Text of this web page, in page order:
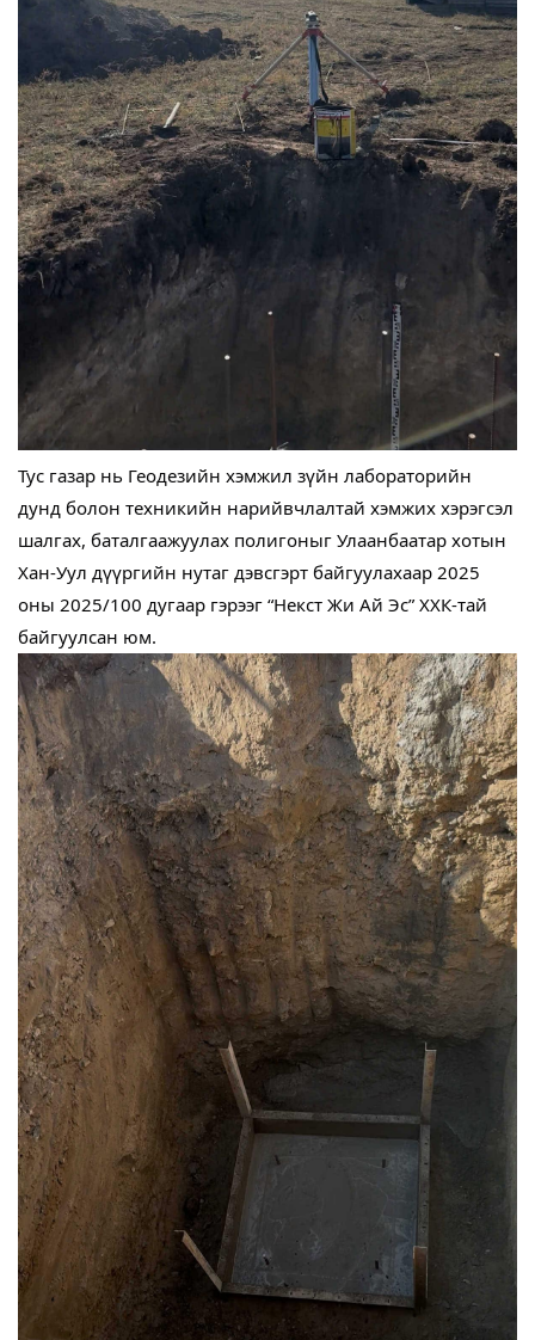
Тус газар нь Геодезийн хэмжил зүйн лабораторийн
дунд болон техникийн нарийвчлалтай хэмжих хэрэгсэл
шалгах, баталгаажуулах полигоныг Улаанбаатар хотын
Хан-Уул дүүргийн нутаг дэвсгэрт байгуулахаар 2025
оны 2025/100 дугаар гэрээг “Некст Жи Ай Эс” ХХК-тай
байгуулсан юм.